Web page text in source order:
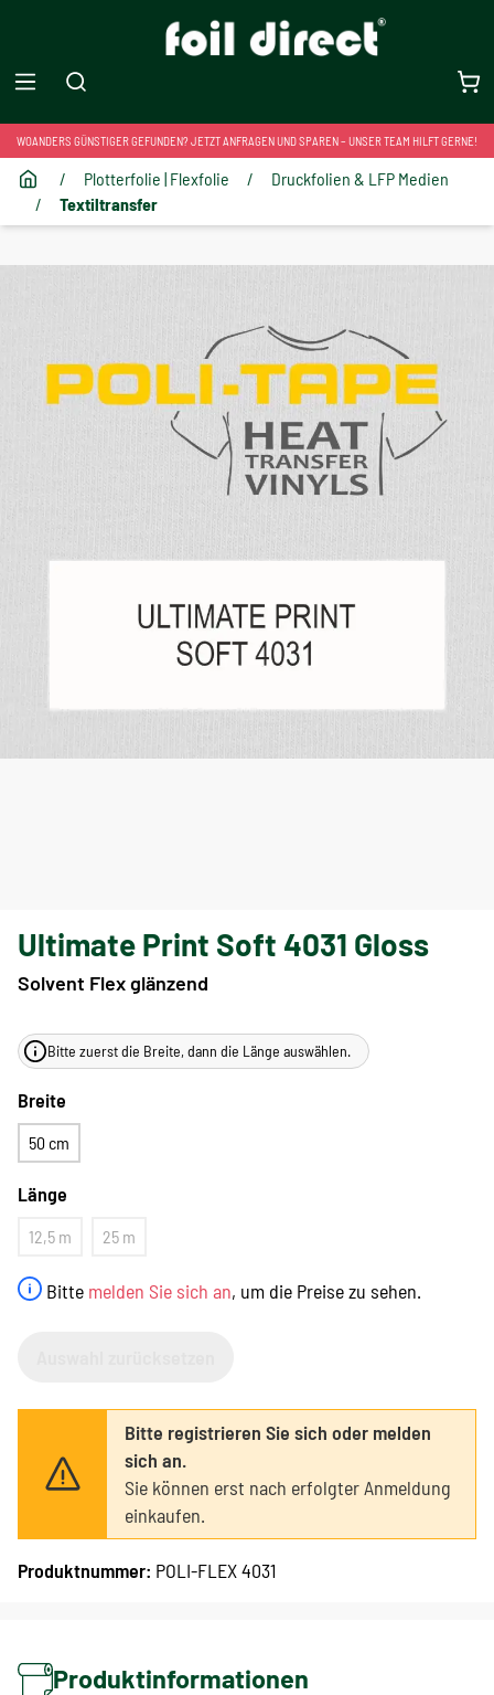
WOANDERS GÜNSTIGER GEFUNDEN? JETZT ANFRAGEN UND SPAREN – UNSER TEAM HILFT GERNE!
/ Plotterfolie | Flexfolie /
Druckfolien & LFP Medien
/
Textiltransfer
Ultimate Print Soft 4031 Gloss
Solvent Flex glänzend
Bitte melden Sie sich an, um die Preise zu sehen.
Bitte zuerst die Breite, dann die Länge auswählen.
Breite
50 cm
Länge
12,5 m 25 m
Bitte registrieren Sie sich oder melden
sich an.
Sie können erst nach erfolgter Anmeldung
einkaufen.
Produktnummer: POLI-FLEX 4031
Produktinformationen